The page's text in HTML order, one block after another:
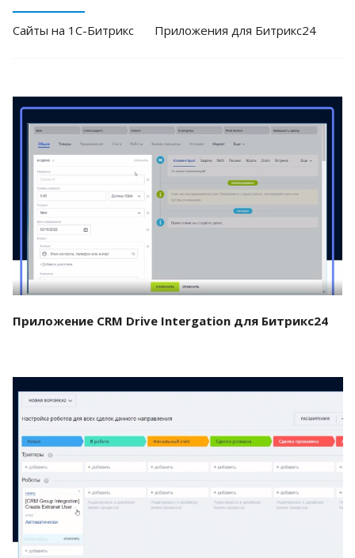
Cайты на 1С-Битрикс Приложения для Битрикс24
Смотреть проект
Приложение CRM Drive Intergation для Битрикс24
Смотреть проект